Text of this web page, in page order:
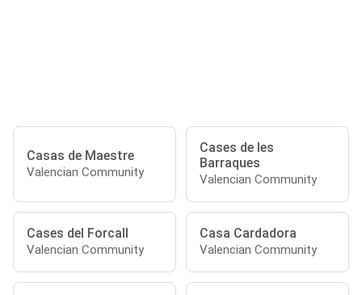
Casas de Maestre
Valencian Community
Cases de les
Barraques
Valencian Community
Cases del Forcall
Valencian Community
Casa Cardadora
Valencian Community